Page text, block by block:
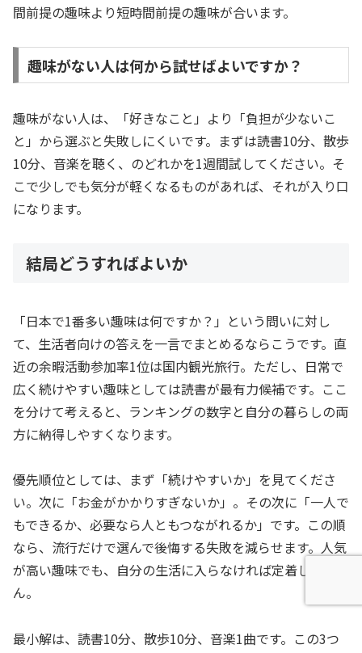
間前提の趣味より短時間前提の趣味が合います。
趣味がない人は何から試せばよいですか？
趣味がない人は、「好きなこと」より「負担が少ないこ
と」から選ぶと失敗しにくいです。まずは読書10分、散歩
10分、音楽を聴く、のどれかを1週間試してください。そ
こで少しでも気分が軽くなるものがあれば、それが入り口
になります。
結局どうすればよいか
「日本で1番多い趣味は何ですか？」という問いに対し
て、生活者向けの答えを一言でまとめるならこうです。直
近の余暇活動参加率1位は国内観光旅行。ただし、日常で
広く続けやすい趣味としては読書が最有力候補です。ここ
を分けて考えると、ランキングの数字と自分の暮らしの両
方に納得しやすくなります。
優先順位としては、まず「続けやすいか」を見てくださ
い。次に「お金がかかりすぎないか」。その次に「一人で
もできるか、必要なら人ともつながれるか」です。この順
なら、流行だけで選んで後悔する失敗を減らせます。人気
が高い趣味でも、自分の生活に入らなければ定着しませ
ん。
最小解は、読書10分、散歩10分、音楽1曲です。この3つ